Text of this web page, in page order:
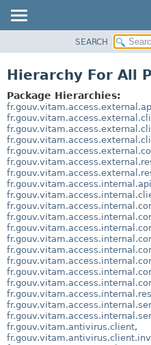
CLASS
USE
TREE
DEPRECATED
INDEX
HELP
SEARCH
Hierarchy For All
Package Hierarchies:
fr.gouv.vitam.access.internal.api
fr.gouv.vitam.antivirus.client,